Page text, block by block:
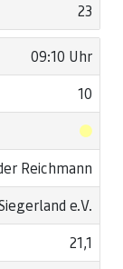
23
09:10 Uhr
10
Reichmann
e.V.
21,1